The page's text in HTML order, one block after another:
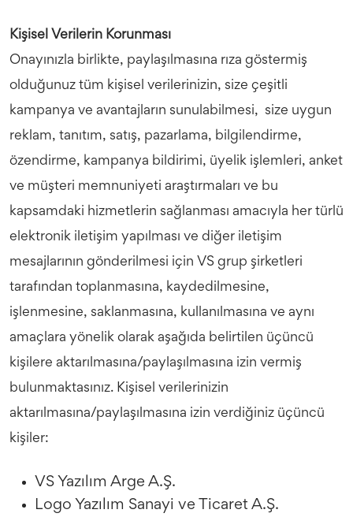
Kişisel Verilerin Korunması
Onayınızla birlikte, paylaşılmasına rıza göstermiş
olduğunuz tüm kişisel verilerinizin, size çeşitli
kampanya ve avantajların sunulabilmesi, size uygun
reklam, tanıtım, satış, pazarlama, bilgilendirme,
özendirme, kampanya bildirimi, üyelik işlemleri, anket
ve müşteri memnuniyeti araştırmaları ve bu
kapsamdaki hizmetlerin sağlanması amacıyla her türlü
elektronik iletişim yapılması ve diğer iletişim
mesajlarının gönderilmesi için VS grup şirketleri
tarafından toplanmasına, kaydedilmesine,
işlenmesine, saklanmasına, kullanılmasına ve aynı
amaçlara yönelik olarak aşağıda belirtilen üçüncü
kişilere aktarılmasına/paylaşılmasına izin vermiş
bulunmaktasınız. Kişisel verilerinizin
aktarılmasına/paylaşılmasına izin verdiğiniz üçüncü
kişiler:
VS Yazılım Arge A.Ş.
Logo Yazılım Sanayi ve Ticaret A.Ş.